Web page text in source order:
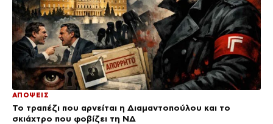
ΑΠΟΨΕΙΣ
Το τραπέζι που αρνείται η Διαμαντοπούλου και το
σκιάχτρο που φοβίζει τη ΝΔ